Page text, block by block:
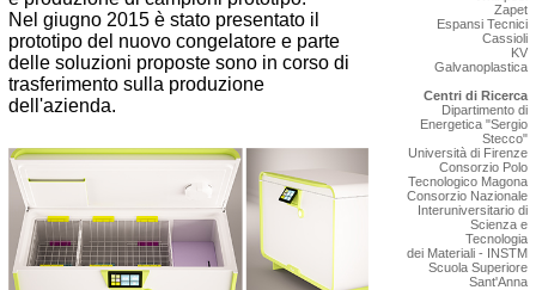
Nel giugno 2015 è stato presentato il
prototipo del nuovo congelatore e parte
delle soluzioni proposte sono in corso di
trasferimento sulla produzione
dell'azienda.
Zapet
Espansi Tecnici
Cassioli
KV
Galvanoplastica
Centri di Ricerca
Dipartimento di
Energetica "Sergio
Stecco"
Università di Firenze
Consorzio Polo
Tecnologico Magona
Consorzio Nazionale
Interuniversitario di
Scienza e
Tecnologia
dei Materiali - INSTM
Scuola Superiore
Sant'Anna